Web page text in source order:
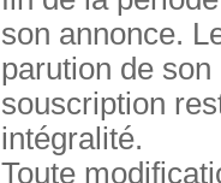
son annonce.
parution de
souscription
intégralité.
Toute